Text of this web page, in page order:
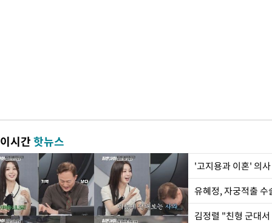
이시간핫뉴스
'고지용과 이혼' 의
유혜정, 자궁적출
김정렬 "친형 군대